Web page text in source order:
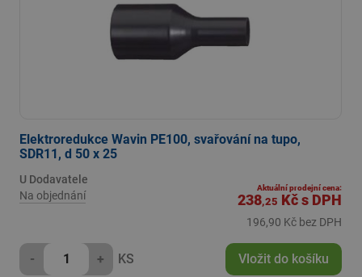
Elektroredukce Wavin PE100, svařování na tupo,
SDR11, d 50 x 25
U Dodavatele
Na objednání
Aktuální prodejní cena:
238,25 Kčs DPH
196,90 Kč bez DPH
- + KS Vložit do košíku